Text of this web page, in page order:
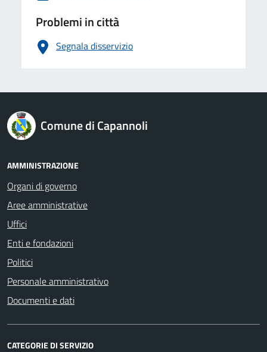
Problemi in città
Segnala disservizio
logo Unione Europea
Comune di Capannoli
AMMINISTRAZIONE
Organi di governo
Aree amministrative
Uffici
Enti e fondazioni
Politici
Personale amministrativo
Documenti e dati
CATEGORIE DI SERVIZIO